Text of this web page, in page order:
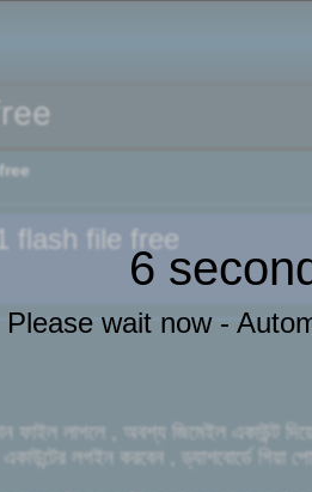
6
Please wait now -
flash file free
ফাইল লাগলে , অবশ্য জিমেইল একাউন্ট
লগইন করবেন , ড্যাশবোর্ডে গিয়া